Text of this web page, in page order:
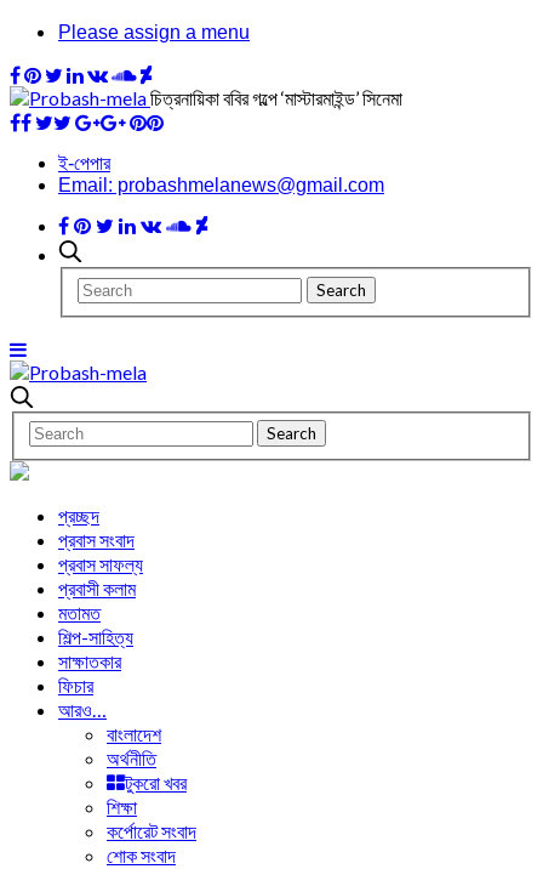
Please assign a menu
চিত্রনায়িকা ববির গল্পে ‘মাস্টারমাইন্ড’ সিনেমা
ই-পেপার
Email: probashmelanews@gmail.com
প্রচ্ছদ
প্রবাস সংবাদ
প্রবাস সাফল্য
প্রবাসী কলাম
মতামত
শিল্প-সাহিত্য
সাক্ষাতকার
ফিচার
আরও…
বাংলাদেশ
অর্থনীতি
টুকরো খবর
শিক্ষা
কর্পোরেট সংবাদ
শোক সংবাদ